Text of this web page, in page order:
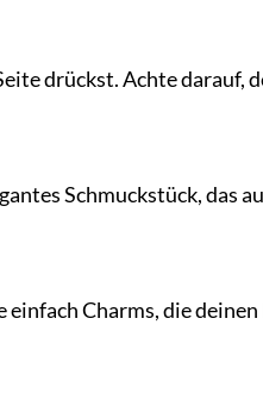
drückst. Achte darauf,
Schmuckstück, das
Charms, die